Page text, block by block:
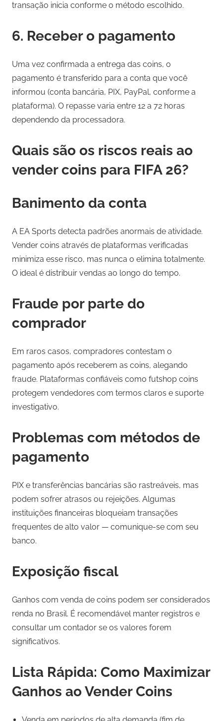
transação inicia conforme o método escolhido.
6. Receber o pagamento
Uma vez confirmada a entrega das coins, o
pagamento é transferido para a conta que você
informou (conta bancária, PIX, PayPal, conforme a
plataforma). O repasse varia entre 12 a 72 horas
dependendo da processadora.
Quais são os riscos reais ao
vender coins para FIFA 26?
Banimento da conta
A EA Sports detecta padrões anormais de atividade.
Vender coins através de plataformas verificadas
minimiza esse risco, mas nunca o elimina totalmente.
O ideal é distribuir vendas ao longo do tempo.
Fraude por parte do
comprador
Em raros casos, compradores contestam o
pagamento após receberem as coins, alegando
fraude. Plataformas confiáveis como futshop coins
protegem vendedores com termos claros e suporte
investigativo.
Problemas com métodos de
pagamento
PIX e transferências bancárias são rastreáveis, mas
podem sofrer atrasos ou rejeições. Algumas
instituições financeiras bloqueiam transações
frequentes de alto valor — comunique-se com seu
banco.
Exposição fiscal
Ganhos com venda de coins podem ser considerados
renda no Brasil. É recomendável manter registros e
consultar um contador se os valores forem
significativos.
Lista Rápida: Como Maximizar
Ganhos ao Vender Coins